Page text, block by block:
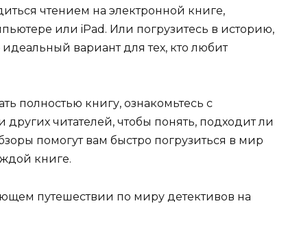
чтением на электронной книге,
или iPad. Или погрузитесь в историю,
вариант для тех, кто любит
полностью книгу, ознакомьтесь с
читателей, чтобы понять, подходит ли
помогут вам быстро погрузиться в мир
книге.
путешествии по миру детективов на